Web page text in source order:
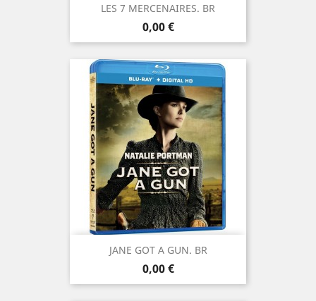
LES 7 MERCENAIRES. BR
Prix
0,00 €
JANE GOT A GUN. BR
Prix
0,00 €